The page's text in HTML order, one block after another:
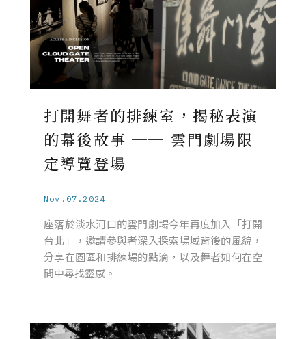
打開舞者的排練室，揭秘表演
的幕後故事 ── 雲門劇場限
定導覽登場
Nov.07.2024
座落於淡水河口的雲門劇場今年再度加入「打開
台北」，邀請參與者深入探索場域背後的風貌，
分享在園區和排練場的點滴，以及舞者如何在空
間中尋找靈感。